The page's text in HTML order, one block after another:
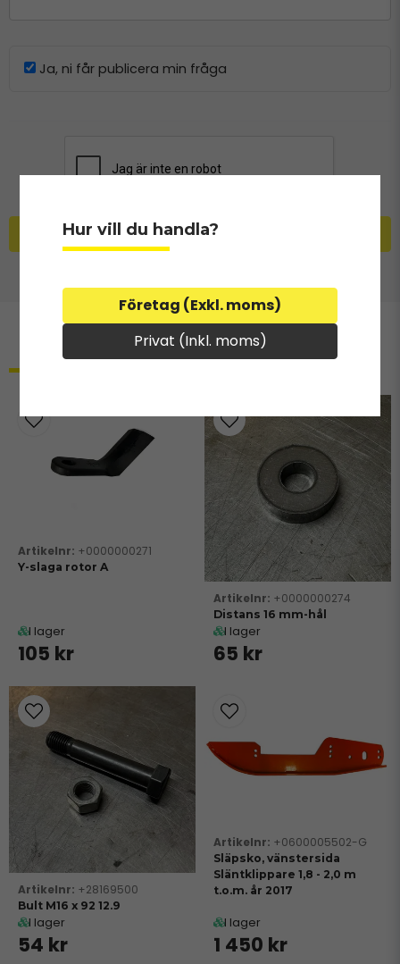
Ja, ni får publicera min fråga
Skicka fråga
Relaterade produkter
+0000000271
Y-slaga rotor A
I lager
105 kr
+0000000274
Distans 16 mm-hål
I lager
65 kr
+28169500
Bult M16 x 92 12.9
I lager
54 kr
+0600005502-G
Släpsko, vänstersida
Släntklippare 1,8 - 2,0 m
t.o.m. år 2017
I lager
1 450 kr
Hur vill du handla?
Företag (Exkl. moms)
Privat (Inkl. moms)